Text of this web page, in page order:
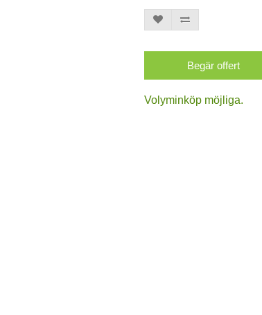
Begär offert
Volyminköp möjliga.